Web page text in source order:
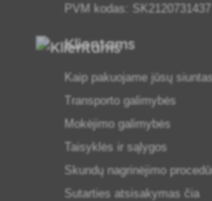
PVM kodas: SK2120731437
Klientams
Kaip pakuojame jūsų siuntas
Transporto galimybės
Mokėjimo galimybės
Taisyklės ir sąlygos
Skundų nagrinėjimo
Sutarties atsisakymas čia